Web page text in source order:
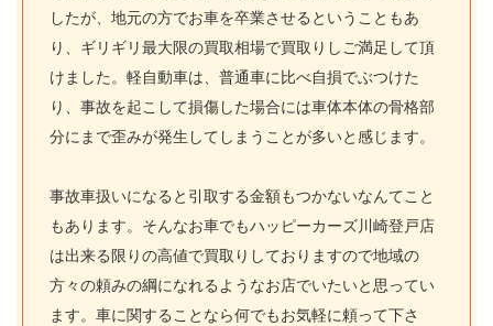
したが、地元の方でお車を卒業させるということもあ
り、ギリギリ最大限の買取相場で買取りしご満足して頂
けました。軽自動車は、普通車に比べ自損でぶつけた
り、事故を起こして損傷した場合には車体本体の骨格部
分にまで歪みが発生してしまうことが多いと感じます。
事故車扱いになると引取する金額もつかないなんてこと
もあります。そんなお車でもハッピーカーズ川崎登戸店
は出来る限りの高値で買取りしておりますので地域の
方々の頼みの綱になれるようなお店でいたいと思ってい
ます。車に関することなら何でもお気軽に頼って下さ